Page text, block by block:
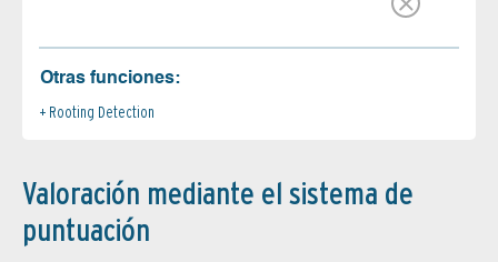
Otras funciones:
Rooting Detection
Valoración mediante el sistema de
puntuación